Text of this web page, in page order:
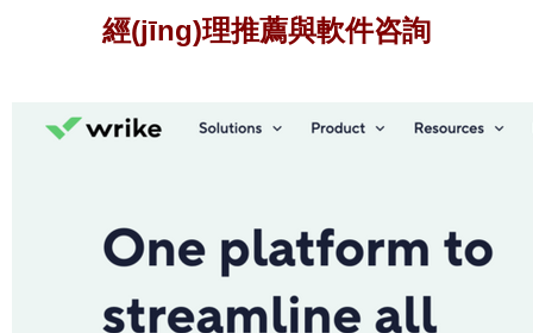
經(jīng)理推薦與軟件咨詢